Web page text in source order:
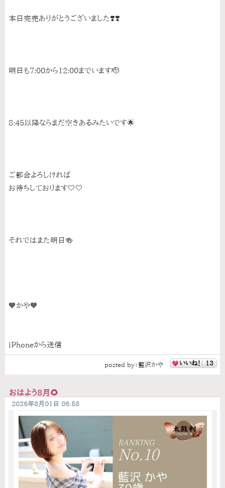
本日完売ありがとうございました❣️❣️
明日も7:00から12:00までいます🫡
8:45以降ならまだ空きあるみたいです🌟
ご都合よろしければ
お待ちしております🤍🤍
それではまた明日🍻
🧡かや🧡
iPhoneから送信
posted by： 藍沢かや いいね！ 13
おはよう8月🌻
2026年8月01日 06:58